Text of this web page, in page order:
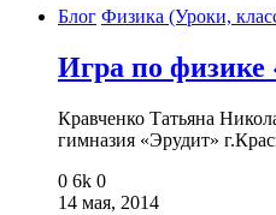
Блог Физика (Уроки,
Игра по физике
Кравченко Татьяна
гимназия «Эрудит»
0 6k 0
14 мая, 2014